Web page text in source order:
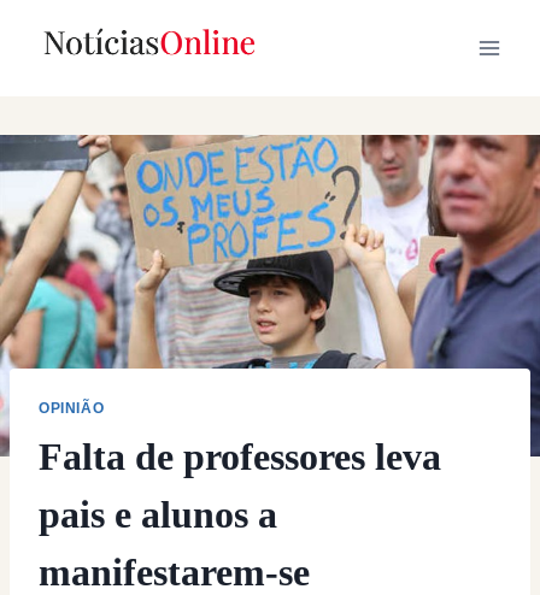
OPINIÃO
Falta de professores leva
pais e alunos a
manifestarem-se